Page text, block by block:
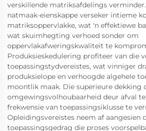
verskillende matriksafdelings
natmaak-eienskappe verseker intieme
matriksoppervlakke, wat 'n effektiewe
wat skuimhegting verhoed sonder om
oppervlakafweringskwaliteit te
Produksieskedulering profiteer van die
toepassingstydvereistes, wat vinniger
produksielope en verhoogde algehele
moontlik maak. Die superieure dekking
omgewingsvolhoubaarheid deur afval
frekwensie van toepassingsiklusse te
Opleidingsvereistes neem af aangesien
toepassingsgedrag die proses